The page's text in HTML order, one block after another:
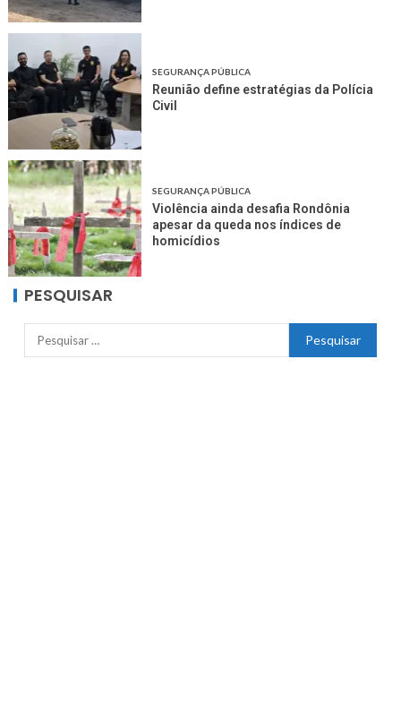
SEGURANÇA PÚBLICA
Reunião define estratégias da Polícia
Civil
SEGURANÇA PÚBLICA
Violência ainda desafia Rondônia
apesar da queda nos índices de
homicídios
PESQUISAR